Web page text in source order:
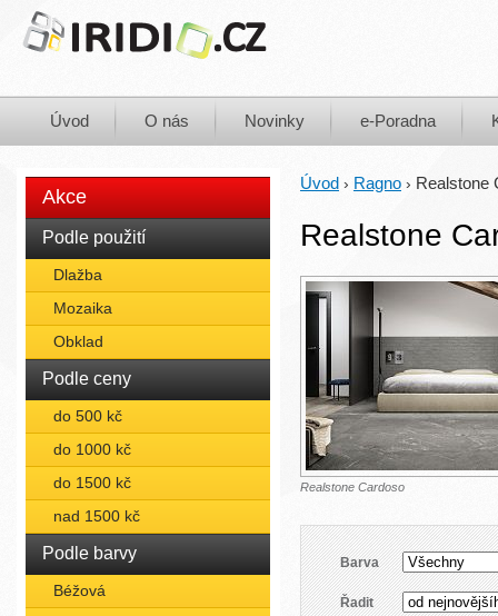
Úvod O nás Novinky e-Poradna
Akce
Podle použití
Dlažba
Mozaika
Obklad
Podle ceny
do 500 kč
do 1000 kč
do 1500 kč
nad 1500 kč
Podle barvy
Béžová
Úvod › Ragno › Realstone
Realstone
Realstone Cardoso
Barva
Řadit